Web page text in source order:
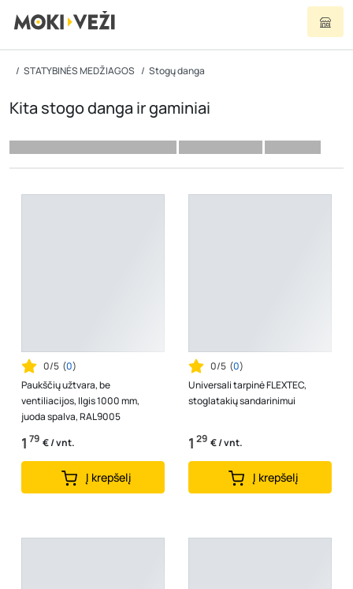
STATYBINĖS MEDŽIAGOS Stogų danga
Kita stogo danga ir gaminiai
0/5 (0)
Paukščių užtvara, be
ventiliacijos, Ilgis 1000 mm,
juoda spalva, RAL9005
1 79 € / vnt.
Į krepšelį
0/5 (0)
Universali tarpinė FLEXTEC,
stoglatakių sandarinimui
1 29 € / vnt.
Į krepšelį